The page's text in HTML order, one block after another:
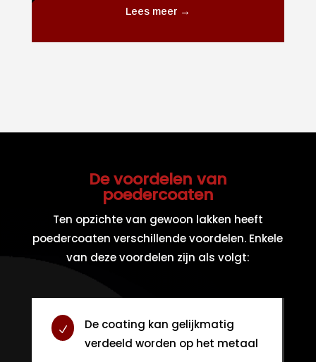
Lees meer →
De voordelen van
poedercoaten
Ten opzichte van gewoon lakken heeft
poedercoaten verschillende voordelen. Enkele
van deze voordelen zijn als volgt:
N
De coating kan gelijkmatig
verdeeld worden op het metaal